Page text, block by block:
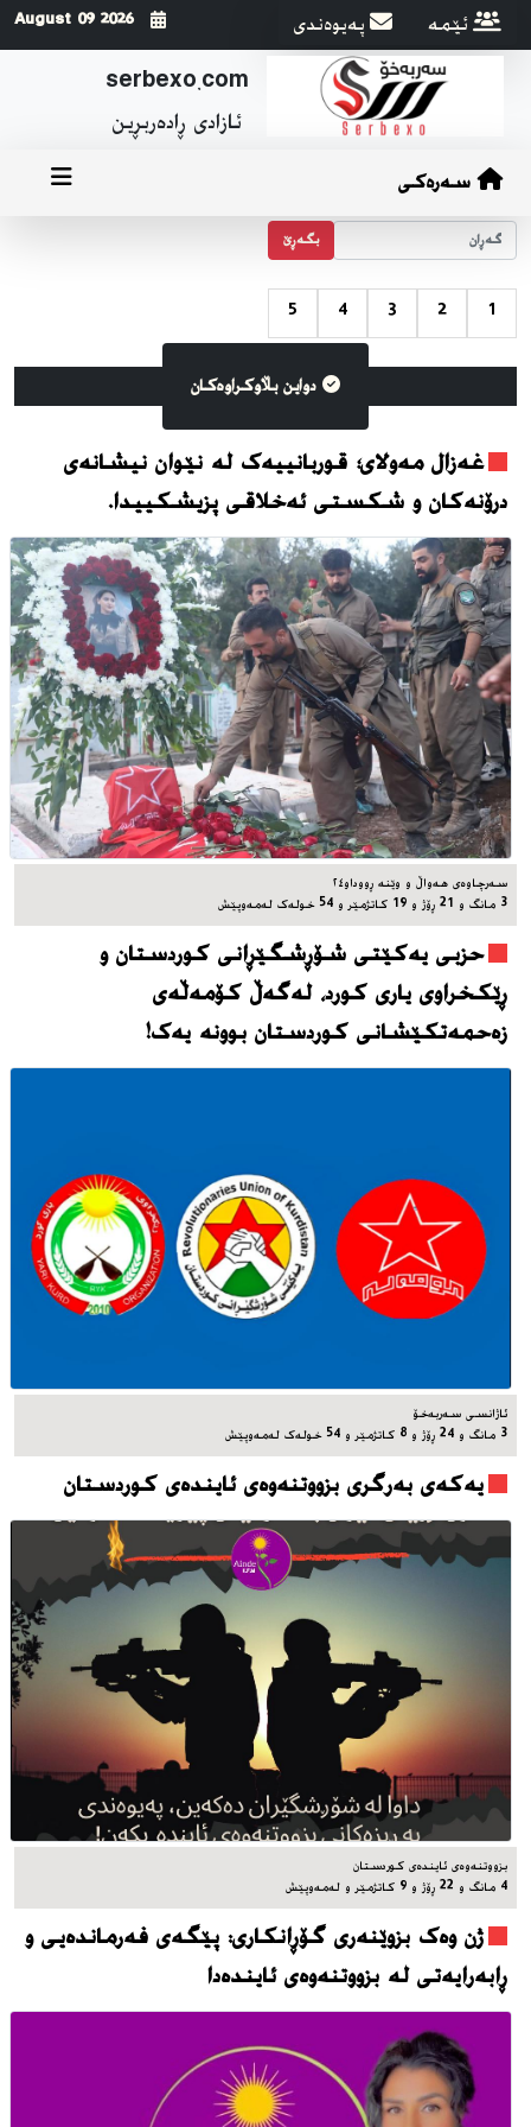
serbexo.com
ئازادی ڕاده‌ربڕین
ئێمه په‌یوه‌ندی 2026 August 09
سەرەکی
بگه‌ڕێ
1
2
3
4
5
دواین بڵاوکراوه‌کان
غەزال مەولای؛ قوربانییەک لە نێوان نیشانەی
درۆنەکان و شکستی ئەخلاقی پزیشکییدا.
سه‌رچاوه‌ی هه‌واڵ و وێنه‌ ڕووداو٢٤
3 مانگ و 21 ڕۆژ و 19 کاتژمێر و 54 خوله‌ک له‌مه‌وپێش‌
حزبی یەکێتی شۆڕشگێڕانی کوردستان و
ڕێکخراوی یاری کورد، له‌گه‌ڵ کۆمەڵەی
زەحمەتکێشانی کوردستان بوونه‌ یه‌ک!
ئاژانسی سه‌ربه‌خۆ
3 مانگ و 24 ڕۆژ و 8 کاتژمێر و 54 خوله‌ک له‌مه‌وپێش‌
یه‌که‌ی به‌رگری بزووتنه‌وه‌ی ئاینده‌ی کوردستان
بزووتنه‌وه‌ی ئاینده‌ی کوردستان
4 مانگ و 22 ڕۆژ و 9 کاتژمێر و له‌مه‌وپێش‌
ژن وەک بزوێنەری گۆڕانکاری: پێگەی فەرماندەیی و
ڕابەرایەتی لە بزووتنەوەی ئایندەدا